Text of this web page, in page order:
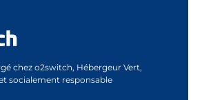
chez o2switch, Hébergeur Vert,
socialement responsable